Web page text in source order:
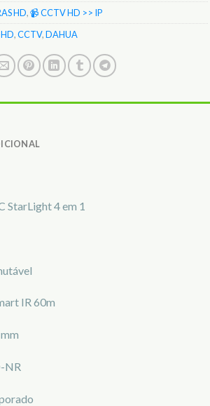
HD,📹 CCTV HD >> IP
,CCTV,DAHUA
StarLight 4 em 1
IR 60m
NR